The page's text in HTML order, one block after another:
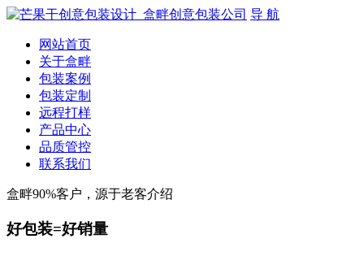
导 航
网站首页
关于盒畔
包装案例
包装定制
远程打样
产品中心
品质管控
联系我们
盒畔90%客户，源于老客介绍
好包装=好销量